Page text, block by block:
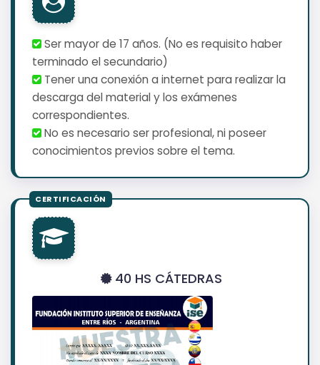
Ser mayor de 17 años. (No es requisito haber
terminado el secundario)
Tener una conexión a internet para realizar la
descarga del material y los exámenes
correspondientes.
No es necesario ser profesional, ni poseer
conocimientos previos sobre el tema.
40 HS CÁTEDRAS